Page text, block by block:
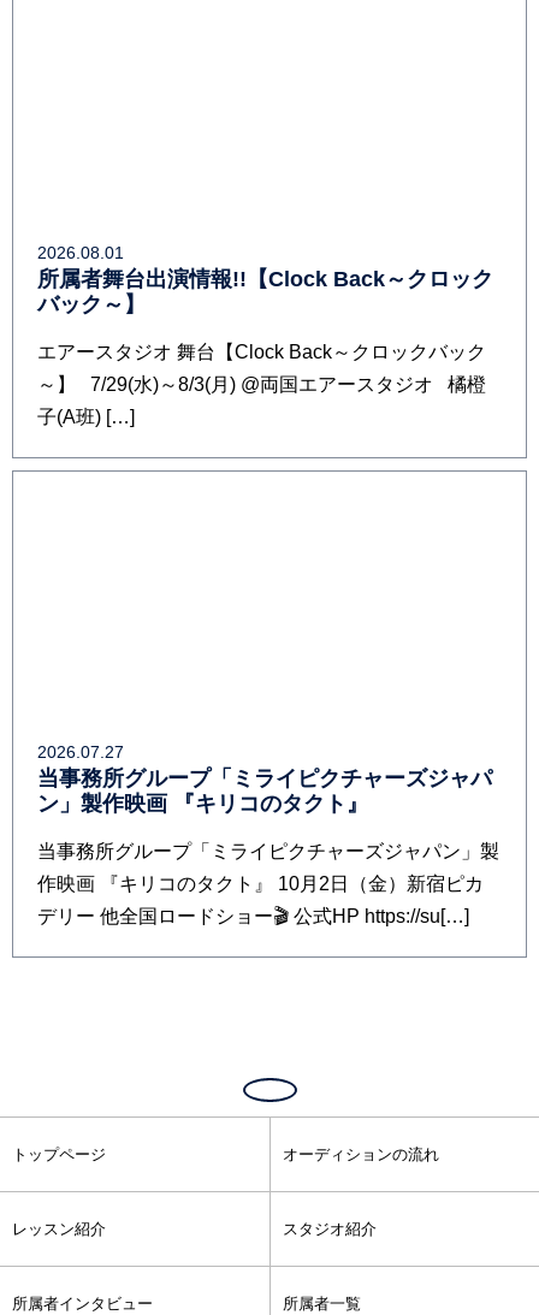
2026.08.01
所属者舞台出演情報!!【Clock Back～クロック
バック～】
エアースタジオ 舞台【Clock Back～クロックバック
～】 7/29(水)～8/3(月) @両国エアースタジオ 橘橙
子(A班) […]
2026.07.27
当事務所グループ「ミライピクチャーズジャパ
ン」製作映画 『キリコのタクト』
当事務所グループ「ミライピクチャーズジャパン」製
作映画 『キリコのタクト』 10月2日（金）新宿ピカ
デリー 他全国ロードショー🎬 公式HP https://su[…]
トップページ オーディションの流れ
レッスン紹介 スタジオ紹介
所属者インタビュー 所属者一覧